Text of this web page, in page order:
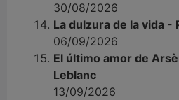
30/08/2026
La dulzura de la vida
06/09/2026
El último amor de
Leblanc
13/09/2026